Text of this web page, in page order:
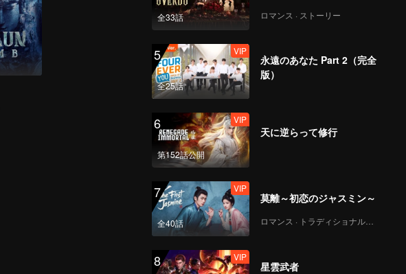
全33話 ロマンス · ストーリー
5
全25話
VIP
永遠のあなた Part 2（完全
版）
6
第152話公開
VIP
天に逆らって修行
7
全40話
VIP
莫離～初恋のジャスミン～
ロマンス · トラディショナル・コスチューム
8 VIP
星雲武者